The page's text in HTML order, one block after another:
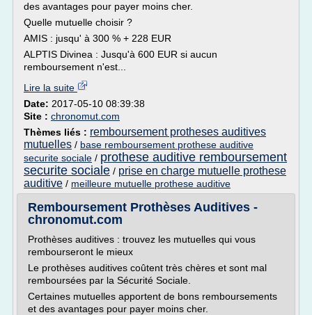
des avantages pour payer moins cher.
Quelle mutuelle choisir ?
AMIS : jusqu' à 300 % + 228 EUR
ALPTIS Divinea : Jusqu'à 600 EUR si aucun
remboursement n'est...
Lire la suite
Date: 2017-05-10 08:39:38
Site : chronomut.com
Thèmes liés : remboursement protheses auditives
mutuelles / base remboursement prothese auditive
securite sociale / prothese auditive remboursement
securite sociale / prise en charge mutuelle prothese
auditive / meilleure mutuelle prothese auditive
Remboursement Prothèses Auditives -
chronomut.com
Prothèses auditives : trouvez les mutuelles qui vous
rembourseront le mieux
Le prothèses auditives coûtent très chères et sont mal
remboursées par la Sécurité Sociale.
Certaines mutuelles apportent de bons remboursements
et des avantages pour payer moins cher.